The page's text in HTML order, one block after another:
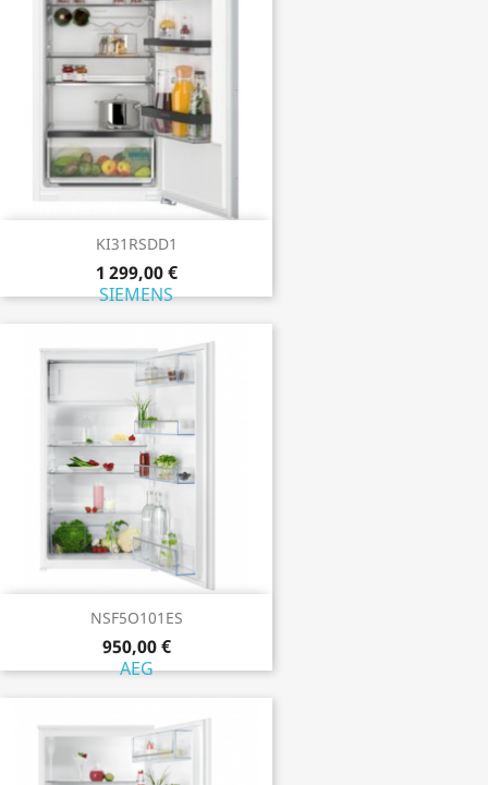
KI31RSDD1
1 299,00 €
SIEMENS
NSF5O101ES
950,00 €
AEG